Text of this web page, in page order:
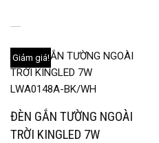
Giảm giá!
ĐÈN GẮN TƯỜNG NGOÀI
TRỜI KINGLED 7W